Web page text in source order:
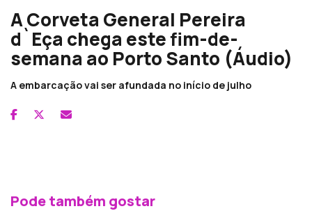
A Corveta General Pereira
d`Eça chega este fim-de-
semana ao Porto Santo (Áudio)
A embarcação vai ser afundada no início de julho
Pode também gostar